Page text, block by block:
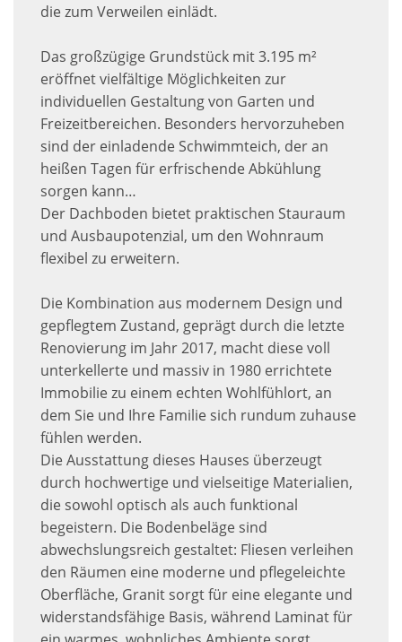
die zum Verweilen einlädt.
Das großzügige Grundstück mit 3.195 m²
eröffnet vielfältige Möglichkeiten zur
individuellen Gestaltung von Garten und
Freizeitbereichen. Besonders hervorzuheben
sind der einladende Schwimmteich, der an
heißen Tagen für erfrischende Abkühlung
sorgen kann…
Der Dachboden bietet praktischen Stauraum
und Ausbaupotenzial, um den Wohnraum
flexibel zu erweitern.
Die Kombination aus modernem Design und
gepflegtem Zustand, geprägt durch die letzte
Renovierung im Jahr 2017, macht diese voll
unterkellerte und massiv in 1980 errichtete
Immobilie zu einem echten Wohlfühlort, an
dem Sie und Ihre Familie sich rundum zuhause
fühlen werden.
Die Ausstattung dieses Hauses überzeugt
durch hochwertige und vielseitige Materialien,
die sowohl optisch als auch funktional
begeistern. Die Bodenbeläge sind
abwechslungsreich gestaltet: Fliesen verleihen
den Räumen eine moderne und pflegeleichte
Oberfläche, Granit sorgt für eine elegante und
widerstandsfähige Basis, während Laminat für